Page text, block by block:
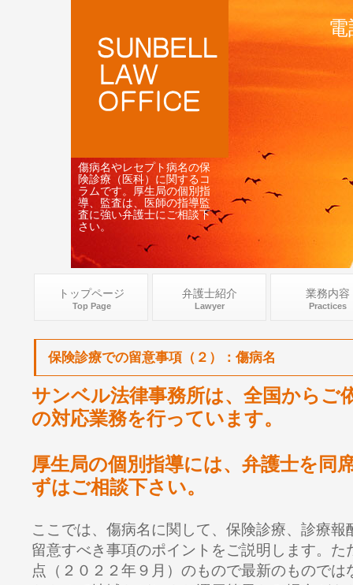
傷病名やレセプト病名の保
険診療（医科）に関するコ
ラムです。厚生局の個別指
導、監査は、医師の指導監
査に強い弁護士にご相談下
さい。
保険診療での留意事項（２）：傷病名
サンベル法律事務所は、全国からご
の対応業務を行っています。
厚生局の個別指導には、弁護士を同
ずはご相談下さい。
ここでは、傷病名に関して、保険診療、診療
留意すべき事項のポイントをご説明します。
点（２０２２年９月）のもので最新のもので
トップページ
Top Page
弁護士紹介
Lawyer
業務内容
Practices